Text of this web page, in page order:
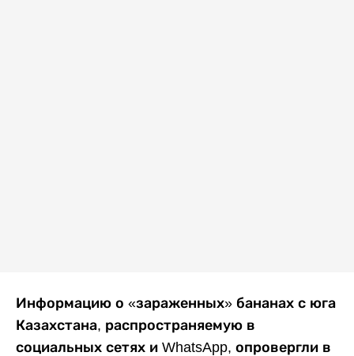
Информацию о «зараженных» бананах с юга
Казахстана, распространяемую в
социальных сетях и WhatsApp, опровергли в